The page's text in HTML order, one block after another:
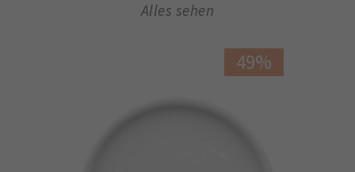
Alles sehen
49%